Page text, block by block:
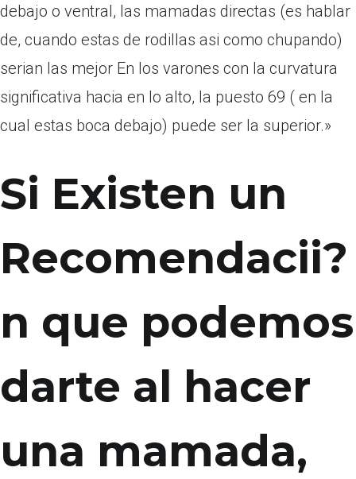
debajo o ventral, las mamadas directas (es hablar
de, cuando estas de rodillas asi­ como chupando)
serian las mejor En los varones con la curvatura
significativa hacia en lo alto, la puesto 69 ( en la
cual estas boca debajo) puede ser la superior.»
Si Existen un
Recomendacii?
n que podemos
darte al hacer
una mamada,